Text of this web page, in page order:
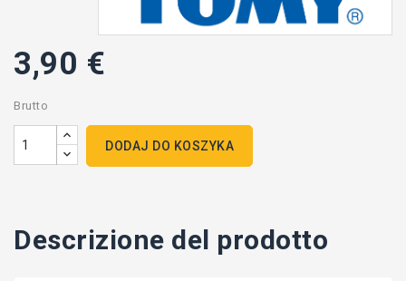
3,90 €
Brutto
DODAJ DO KOSZYKA
Descrizione del prodotto